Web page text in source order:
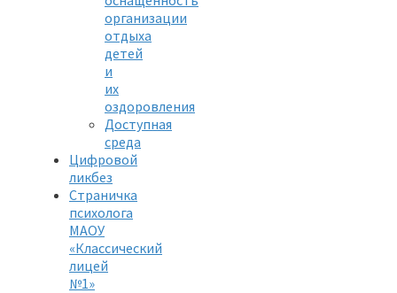
организации
отдыха
детей
и
их
оздоровления
Доступная
среда
Цифровой
ликбез
Страничка
психолога
МАОУ
«Классический
лицей
№1»